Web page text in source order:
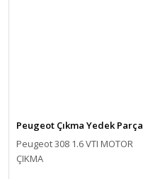
Peugeot Çıkma Yedek Parça
Peugeot 308 1.6 VTI MOTOR
ÇIKMA